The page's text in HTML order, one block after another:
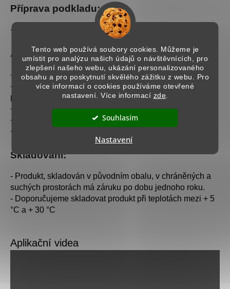
Tento web používá soubory cookies. Můžeme je
umístit pro analýzu našich údajů o návštěvnících, pro
zlepšení našeho webu, ukázání personalizovaného
obsahu a pro poskytnutí skvělého zážitku z webu. Pro
více informací o cookies používáme otevřené
nastavení. Více informací zde.
Souhlasím
Nastavení
Příprava podkladu:
- Podklad musí být čistý, suchý a bez nesoudržných částí.
Aplikace:
- Adhézní můstek se aplikujehladítkem.
- Skutečná spotřeba bude záviset na druhu podkladu a
především na stupni její absorpce.
- Aplikujte v teplotách v rozmezí 10 - 40°C.
- Finální stěrku lze aplikovat po 24 hodinách.
- Spotřeba: 5l → 7m² (0,6 l/m2)
Skladování:
- Produkt, skladován v původním obalu, v chráněných a
suchých prostorách má záruku po dobu jednoho roku.
- Doporučujeme skladovat produkt při teplotách mezi + 5
°C a + 30 °C